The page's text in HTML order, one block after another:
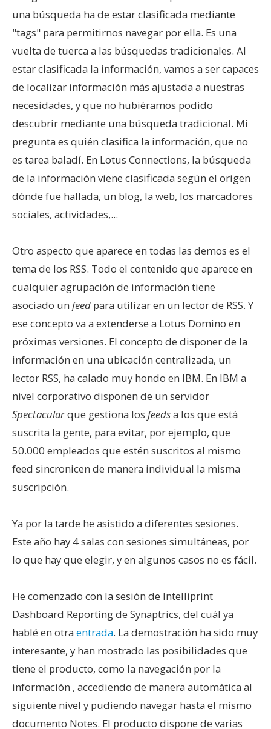
una búsqueda ha de estar clasificada mediante
"tags" para permitirnos navegar por ella. Es una
vuelta de tuerca a las búsquedas tradicionales. Al
estar clasificada la información, vamos a ser capaces
de localizar información más ajustada a nuestras
necesidades, y que no hubiéramos podido
descubrir mediante una búsqueda tradicional. Mi
pregunta es quién clasifica la información, que no
es tarea baladí. En Lotus Connections, la búsqueda
de la información viene clasificada según el origen
dónde fue hallada, un blog, la web, los marcadores
sociales, actividades,...
Otro aspecto que aparece en todas las demos es el
tema de los RSS. Todo el contenido que aparece en
cualquier agrupación de información tiene
asociado un feed para utilizar en un lector de RSS. Y
ese concepto va a extenderse a Lotus Domino en
próximas versiones. El concepto de disponer de la
información en una ubicación centralizada, un
lector RSS, ha calado muy hondo en IBM. En IBM a
nivel corporativo disponen de un servidor
Spectacularque gestiona los feedsa los que está
suscrita la gente, para evitar, por ejemplo, que
50.000 empleados que estén suscritos al mismo
feed sincronicen de manera individual la misma
suscripción.
Ya por la tarde he asistido a diferentes sesiones.
Este año hay 4 salas con sesiones simultáneas, por
lo que hay que elegir, y en algunos casos no es fácil.
He comenzado con la sesión de Intelliprint
Dashboard Reporting de Synaptrics, del cuál ya
hablé en otra entrada. La demostración ha sido muy
interesante, y han mostrado las posibilidades que
tiene el producto, como la navegación por la
información , accediendo de manera automática al
siguiente nivel y pudiendo navegar hasta el mismo
documento Notes. El producto dispone de varias